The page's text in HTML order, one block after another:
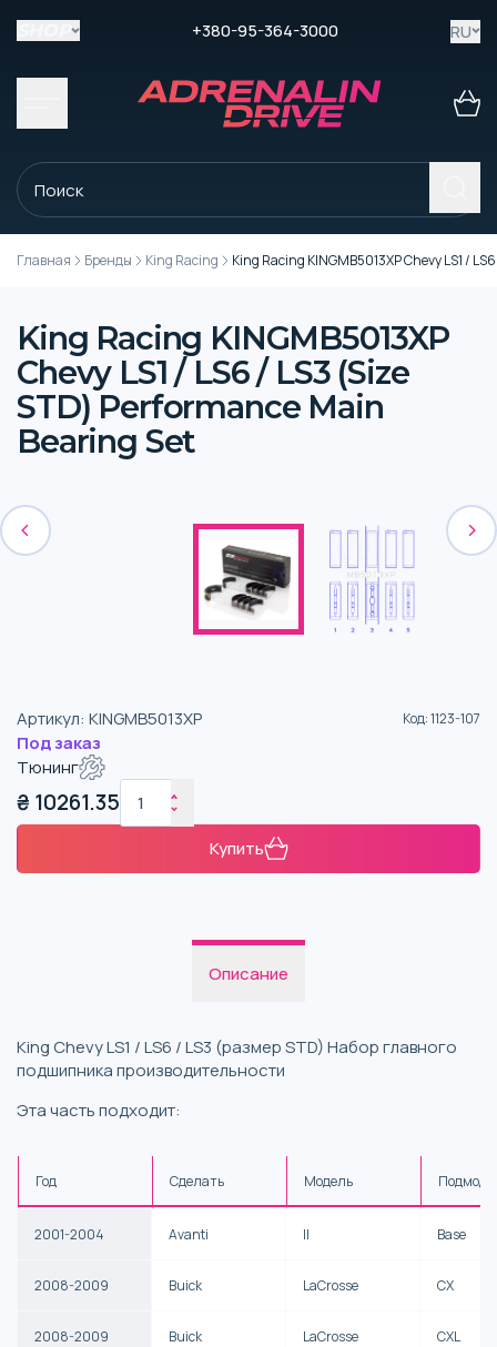
+380-95-364-3000 RU
Главная Бренды King Racing King Racing KINGMB5013XP Chevy LS1 /
King Racing KINGMB5013XP
Chevy LS1 / LS6 / LS3 (Size
STD) Performance Main
Bearing Set
Артикул: KINGMB5013XP Код:1123-107
Под заказ
Тюнинг
₴ 10261.35
Купить
Описание
King Chevy LS1 / LS6 / LS3 (размер STD) Набор главного
подшипника производительности
Эта часть подходит:
Год Сделать Модель
2001-2004 Avanti II Base
2008-2009 Buick LaCrosse CX
2008-2009 Buick LaCrosse CXL